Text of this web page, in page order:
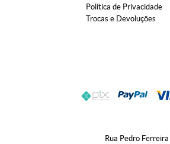
Política de Privacidade
Trocas e Devoluções
Rua Pedro